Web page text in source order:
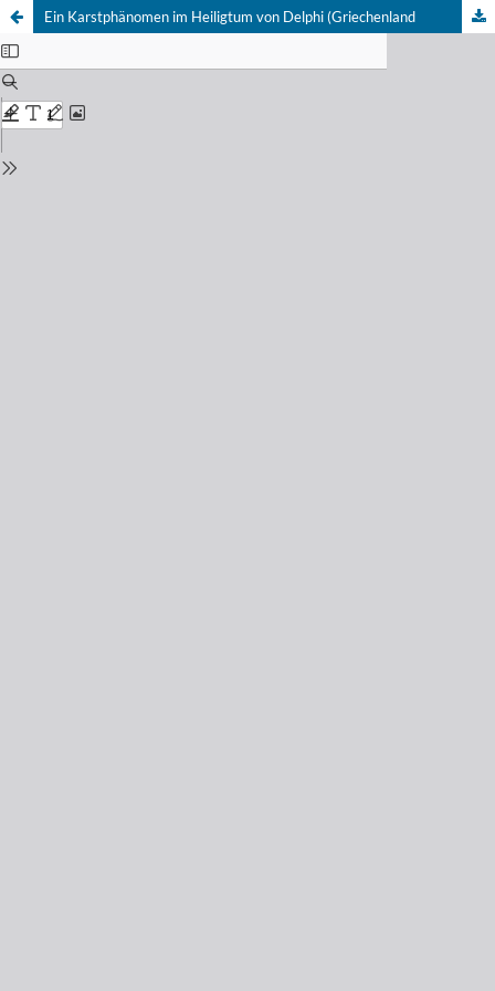
Ein Karstphänomen im Heiligtum von Delphi (Griechenland